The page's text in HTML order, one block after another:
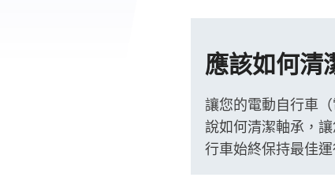
應該如何清
讓您的電動自行車
說如何清潔軸承，
行車始終保持最佳